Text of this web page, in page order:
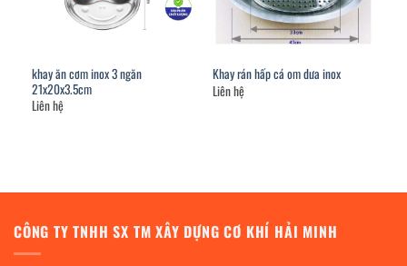
khay ăn cơm inox 3 ngăn
21x20x3.5cm
Liên hệ
Khay rán hấp cá om dưa inox
Liên hệ
CÔNG TY TNHH SX TM XÂY DỰNG CƠ KHÍ HẢI MINH